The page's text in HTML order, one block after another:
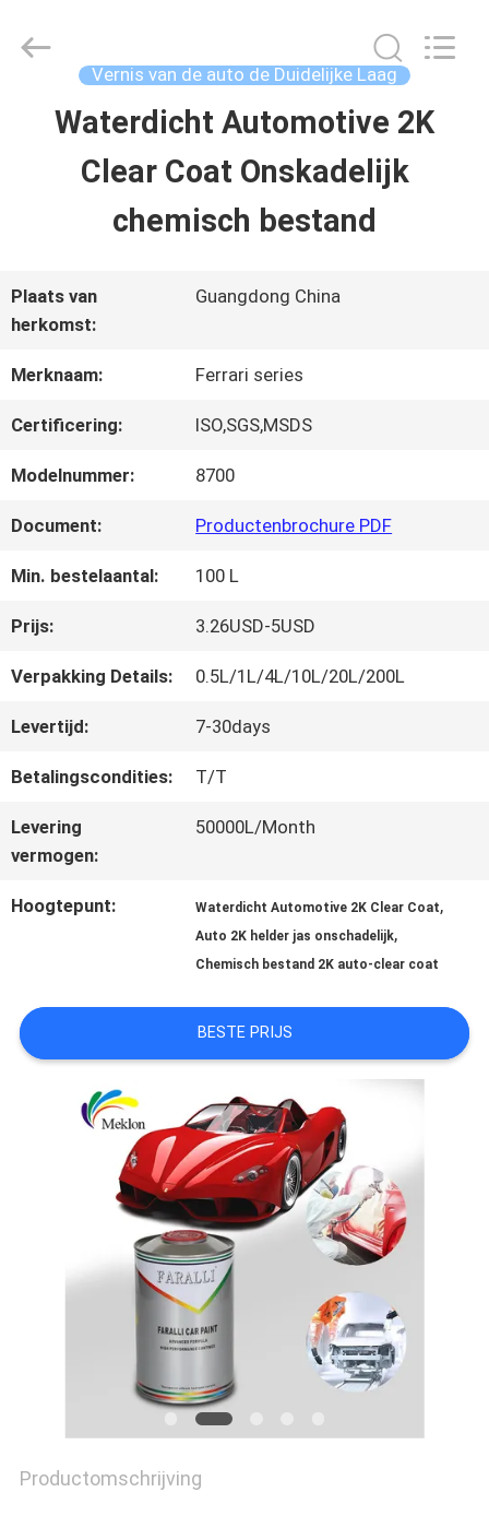
THUIS
PRODUCTEN
VIDEOS
OVER
ONS
KWALITEITSCONTROLE
CONTACTEER
ONS
NIEUWS
VRAAG
EEN
AAN
SITEMAP
PRIVACYBELEID
Meklon
Vernis van de auto de Duidelijke Laag
Waterdicht Automotive 2K
Clear Coat Onskadelijk
chemisch bestand
Plaats van
herkomst:
Guangdong China
Merknaam: Ferrari series
Certificering: ISO,SGS,MSDS
Modelnummer: 8700
Document: Productenbrochure PDF
Min. bestelaantal: 100 L
Prijs: 3.26USD-5USD
Verpakking Details: 0.5L/1L/4L/10L/20L/200L
Levertijd: 7-30days
Betalingscondities: T/T
Levering
vermogen:
50000L/Month
Hoogtepunt: Waterdicht Automotive 2K Clear Coat,
Auto 2K helder jas onschadelijk,
Chemisch bestand 2K auto-clear coat
BESTE PRIJS
Productomschrijving